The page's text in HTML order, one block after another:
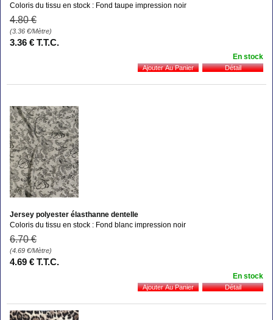
Coloris du tissu en stock : Fond taupe impression noir
4.80 €
(3.36 €/Mètre)
3.36 € T.T.C.
En stock
Jersey polyester élasthanne dentelle
Coloris du tissu en stock : Fond blanc impression noir
6.70 €
(4.69 €/Mètre)
4.69 € T.T.C.
En stock